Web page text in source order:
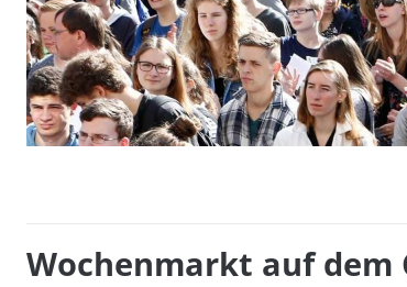
Wochenmarkt auf dem